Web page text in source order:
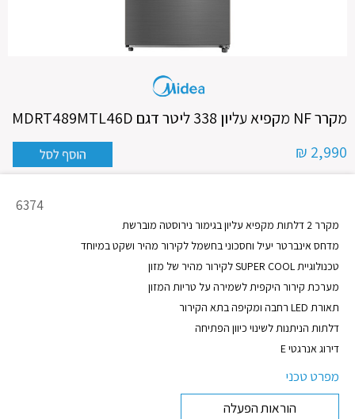
מקרר NF מקפיא עליון 338 ליטר דגם MDRT489MTL46D
2,990 ₪
מק"ט
6374
מקרר 2 דלתות מקפיא עליון בגימור נירוסטה מוברשת
מדחס אינברטר יעיל וחסכוני בחשמל לקירור מהיר ושקט במיוחד
טכנולוגיית SUPER COOL לקירור מהיר של מזון
מערכת קירור היקפית לשמירה על טריות המזון
תאורת LED רחבה ומקיפה בתא הקירור
דלתות הניתנות לשינוי כיוון הפתיחה
דירוג אנרגטי E
מפרט טכני
הוראות הפעלה